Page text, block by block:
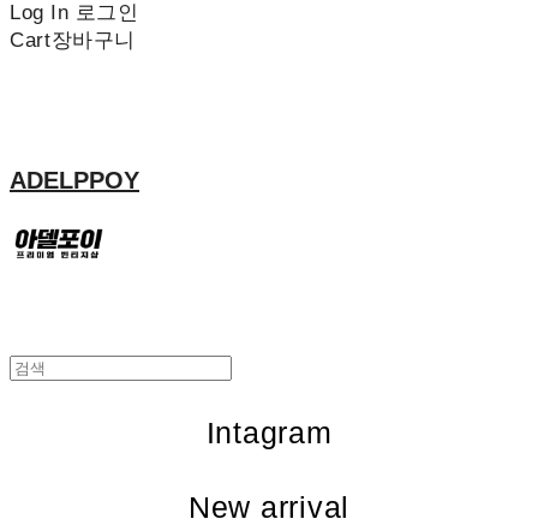
Log In 로그인
Cart장바구니
ADELPPOY
Intagram
New arrival